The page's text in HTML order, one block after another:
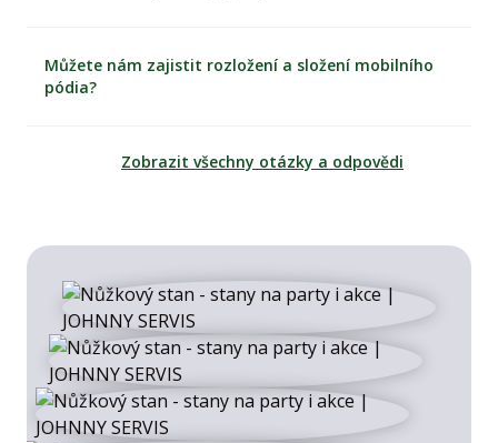
Můžete nám zajistit rozložení a složení mobilního
pódia?
Zobrazit všechny otázky a odpovědi